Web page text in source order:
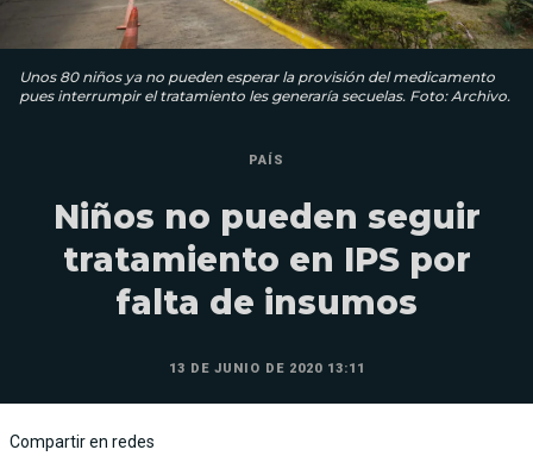
Unos 80 niños ya no pueden esperar la provisión del medicamento
pues interrumpir el tratamiento les generaría secuelas. Foto: Archivo.
PAÍS
Niños no pueden seguir
tratamiento en IPS por
falta de insumos
13 DE JUNIO DE 2020 13:11
Compartir en redes